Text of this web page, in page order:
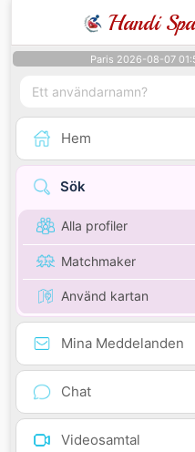
Handi
Paris 2026-08-07
Hem
Sök
Alla profiler
Matchmaker
Använd kartan
Mina Meddelanden
Chat
Videosamtal